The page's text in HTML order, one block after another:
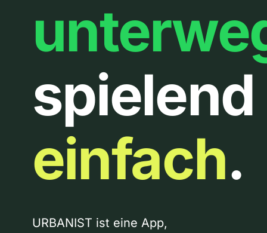
spielend
einfach.
URBANIST ist eine App,